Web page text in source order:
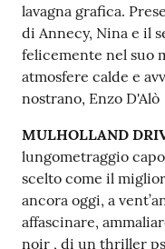
lavagna grafica.
di Annecy, Nina e il
felicemente nel suo
atmosfere calde e
nostrano, Enzo D'Alò
MULHOLLAND
lungometraggio
scelto come il
ancora oggi, a
affascinare,
noir , di un thriller